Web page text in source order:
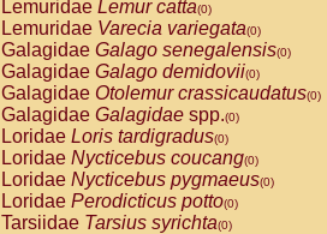
Lemuridae Lemur catta(0)
Lemuridae Varecia variegata(0)
Galagidae Galago senegalensis(0)
Galagidae Galago demidovii(0)
Galagidae Otolemur crassicaudatus(0)
Galagidae Galagidae spp.(0)
Loridae Loris tardigradus(0)
Loridae Nycticebus coucang(0)
Loridae Nycticebus pygmaeus(0)
Loridae Perodicticus potto(0)
Tarsiidae Tarsius syrichta(0)